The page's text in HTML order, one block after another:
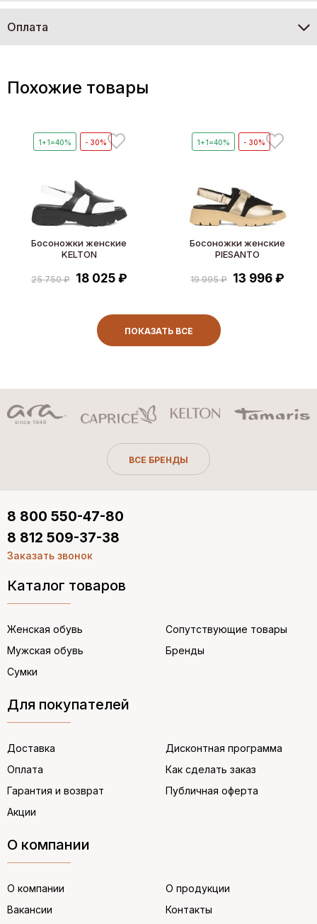
Оплата
Похожие товары
1+1=40% - 30%
Босоножки женские
KELTON
25 750 ₽ 18 025 ₽
1+1=40% - 30%
Босоножки женские
PIESANTO
19 995 ₽ 13 996 ₽
ПОКАЗАТЬ ВСЕ
ВСЕ БРЕНДЫ
Каталог товаров
Женская обувь
Мужская обувь
Сумки
Сопутствующие товары
Бренды
Для покупателей
Доставка
Оплата
Гарантия и возврат
Акции
Дисконтная программа
Как сделать заказ
Публичная оферта
О компании
О компании
Вакансии
О продукции
Контакты
8 800 550-47-80
8 812 509-37-38
Заказать звонок